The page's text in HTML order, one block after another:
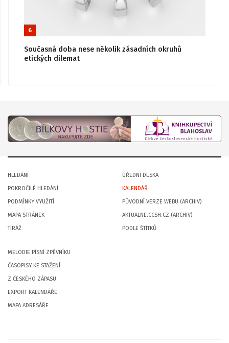
6
Současná doba nese několik zásadních okruhů
etických dilemat
HLEDÁNÍ
POKROČILÉ HLEDÁNÍ
PODMÍNKY VYUŽITÍ
MAPA STRÁNEK
TIRÁŽ
ÚŘEDNÍ DESKA
KALENDÁŘ
PŮVODNÍ VERZE WEBU (ARCHIV)
AKTUALNE.CCSH.CZ (ARCHIV)
PODLE ŠTÍTKŮ
MELODIE PÍSNÍ ZPĚVNÍKU
ČASOPISY KE STAŽENÍ
Z ČESKÉHO ZÁPASU
EXPORT KALENDÁŘE
MAPA ADRESÁŘE